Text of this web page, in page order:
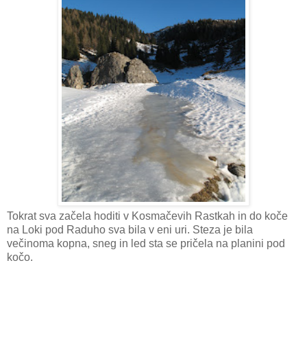
Tokrat sva začela hoditi v Kosmačevih Rastkah in do koče
na Loki pod Raduho sva bila v eni uri. Steza je bila
večinoma kopna, sneg in led sta se pričela na planini pod
kočo.